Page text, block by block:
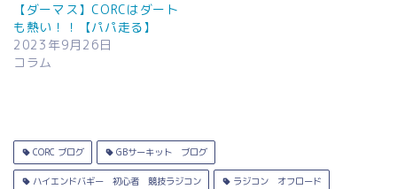
【ダーマス】CORCはダート
も熱い！！【パパ走る】
2023年9月26日
コラム
CORC ブログ GBサーキット ブログ
ハイエンドバギー 初心者 競技ラジコン ラジコン オフロード